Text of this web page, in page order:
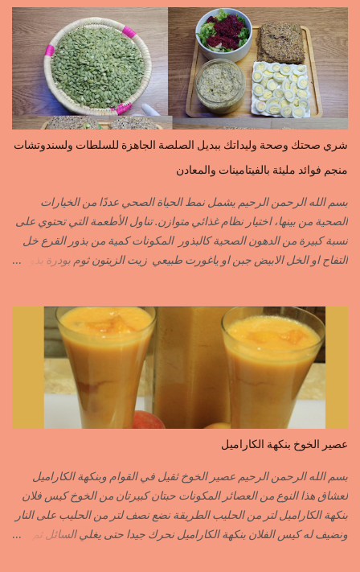
=nigelle اليبزار الأبيض=poivre blonc الخرقوم =safran des
indes=curcuma اليبزار الأسود=poivre noir زعفران=safran
جنجلان=grains de sésame الكبابة=cubèbe=piment de jamaique
بسيبيسة=macis الكوزة الصحراوية=maniguette عرق السوس=reglisse
لسان الطير=fruit de frène النافع نجيمات=badiane ظهر فلفل=poivre
long الفلفلة الحلوة……………PIMENT DOUX الفلفلة الحارة……………
PIMENT PIQUANT,FORT. سكين جبير……………….GINGEMBRE
القرفة……………………..CANNELLE الكمون…………………….CUMIN الفلفلة
الابزار………………………POIVRE راس الحانوت …………. RASS EL HANOUT
C’EST L ...
شري صحتك وصحة وليداتك ببديل الصلصة الجاهزة للسلطات ولسندوتشات
منجم فوائد مليئة بالفيتامينات والمعادن
بسم الله الرحمن الرحيم يشمل نمط الحياة الصحي عددًا من الخيارات
الصحية من بينها، اختيار نظام غذائي متوازن. تناول الأطعمة التي تحتوي على
نسبة كبيرة من الدهون الصحية كالبذور المكونات كمية من بذور القرع خل
التفاح او الخل الابيض جبن او ياغورت طبيعي زيت الزيتون ثوم بودرة بذور
si=EjD0K3Lgs58txUgM
عصير الخوخ بنكهة الكاراميل
بسم الله الرحمن الرحيم عصير الخوخ ثقيل في القوام وبنكهة الكاراميل
لعشاق هذا النوع من العصائر المكونات حبتان كبيرتان من الخوخ كيس فلان
بنكهة الكاراميل لتر من الحليب الطريقة نضع نصف لتر من الحليب على النار
ونضيف له كيس الفلان بنكهة الكاراميل نحرك جيدا حتى يغلي السائل ثم